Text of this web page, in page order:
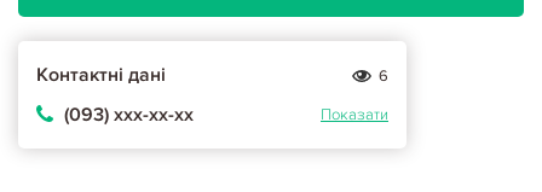
Контактні дані 6
(093) ххх-хх-хх Показати